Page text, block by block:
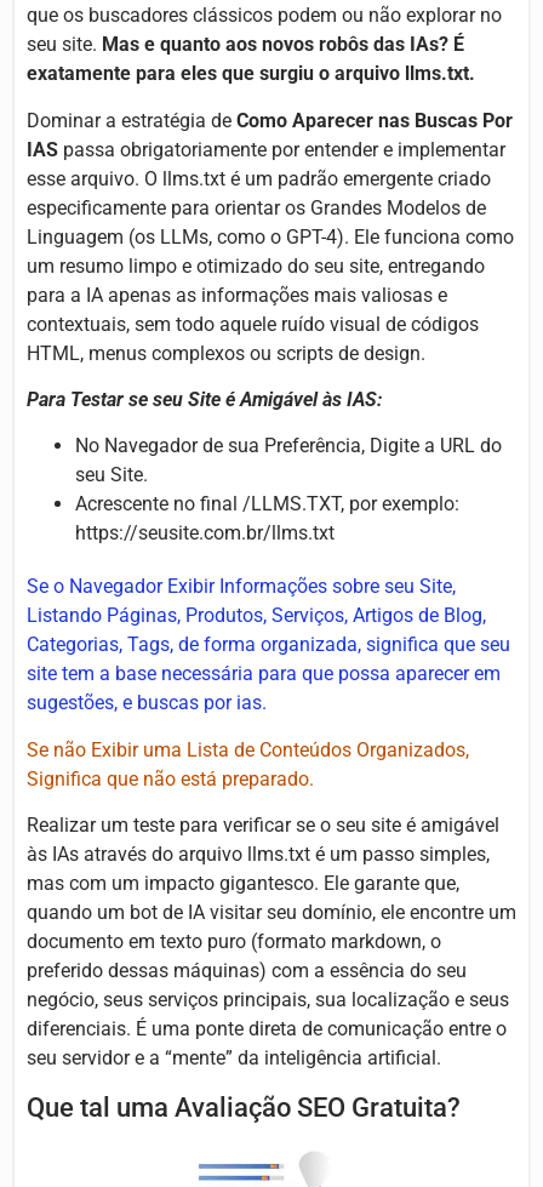
que os buscadores clássicos podem ou não explorar no
seu site. Mas e quanto aos novos robôs das IAs? É
exatamente para eles que surgiu o arquivo
llms.txt.
Dominar a estratégia de Como Aparecer nas Buscas Por
IAS passa obrigatoriamente por entender e implementar
esse arquivo. O llms.txt é um padrão emergente criado
especificamente para orientar os Grandes Modelos de
Linguagem (os LLMs, como o GPT-4). Ele funciona como
um resumo limpo e otimizado do seu site, entregando
para a IA apenas as informações mais valiosas e
contextuais, sem todo aquele ruído visual de códigos
HTML, menus complexos ou scripts de design.
Para Testar se seu Site é Amigável às IAS:
No Navegador de sua Preferência, Digite a URL do
seu Site.
Acrescente no final /LLMS.TXT, por exemplo:
https://seusite.com.br/llms.txt
Se o Navegador Exibir Informações sobre seu Site,
Listando Páginas, Produtos, Serviços, Artigos de Blog,
Categorias, Tags, de forma organizada, significa que seu
site tem a base necessária para que possa aparecer em
sugestões, e buscas por ias.
Se não Exibir uma Lista de Conteúdos Organizados,
Significa que não está preparado.
Realizar um teste para verificar se o seu site é amigável
às IAs através do arquivo llms.txt é um passo simples,
mas com um impacto gigantesco. Ele garante que,
quando um bot de IA visitar seu domínio, ele encontre um
documento em texto puro (formato markdown, o
preferido dessas máquinas) com a essência do seu
negócio, seus serviços principais, sua localização e seus
diferenciais. É uma ponte direta de comunicação entre o
seu servidor e a “mente” da inteligência artificial.
Que tal uma Avaliação SEO Gratuita?